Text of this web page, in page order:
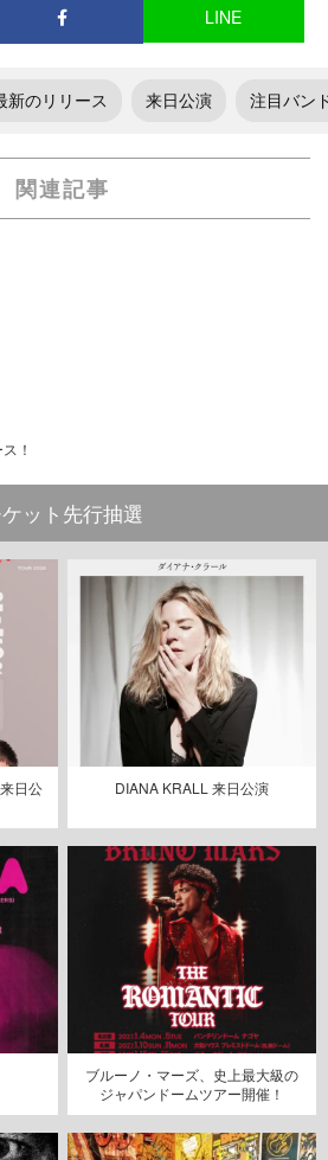
LINE
新のリリース 来日公演 注目バン
関連記事
！
ット先行抽選
日公
DIANA KRALL 来日公演
ブルーノ・マーズ、史上最大級の
ジャパンドームツアー開催！